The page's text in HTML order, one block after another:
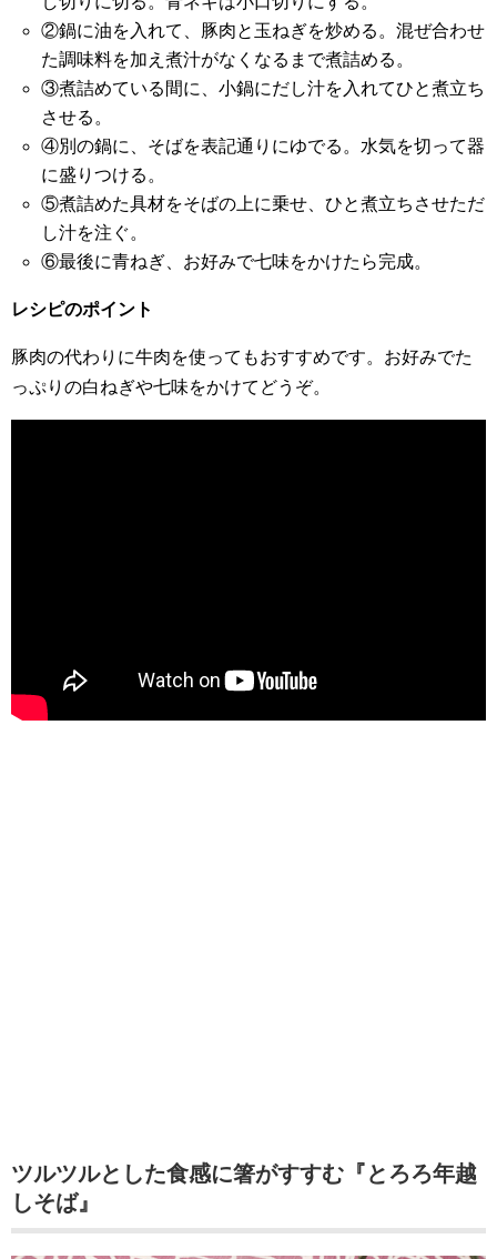
②鍋に油を入れて、豚肉と玉ねぎを炒める。混ぜ合わせ
た調味料を加え煮汁がなくなるまで煮詰める。
③煮詰めている間に、小鍋にだし汁を入れてひと煮立ち
させる。
④別の鍋に、そばを表記通りにゆでる。水気を切って器
に盛りつける。
⑤煮詰めた具材をそばの上に乗せ、ひと煮立ちさせただ
し汁を注ぐ。
⑥最後に青ねぎ、お好みで七味をかけたら完成。
レシピのポイント
豚肉の代わりに牛肉を使ってもおすすめです。お好みでた
っぷりの白ねぎや七味をかけてどうぞ。
ツルツルとした食感に箸がすすむ『とろろ年越
しそば』